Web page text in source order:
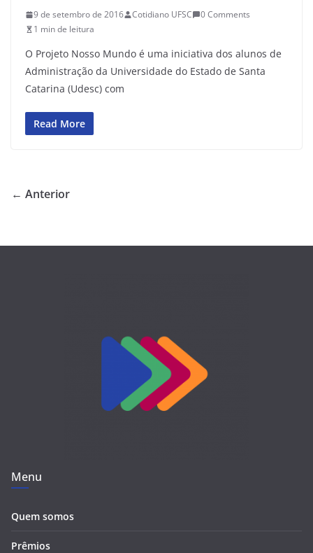
9 de setembro de 2016 Cotidiano UFSC
0 Comments
1 min de leitura
O Projeto Nosso Mundo é uma iniciativa dos alunos de
Administração da Universidade do Estado de Santa
Catarina (Udesc) com
Read More
← Anterior
Menu
Quem somos
Prêmios